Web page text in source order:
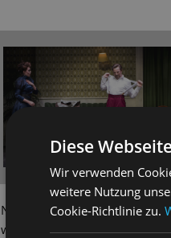
Nach ersten Schauspiel- und
weiterführendes klassisches
Diese
Wir verwenden
weitere Nutzung
Cookie-Richtlinie zu.